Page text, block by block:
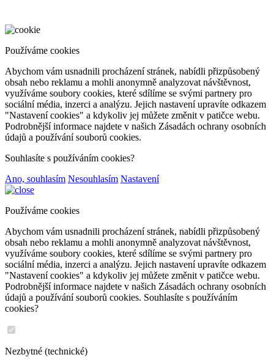
Používáme cookies
Abychom vám usnadnili procházení stránek, nabídli přizpůsobený
obsah nebo reklamu a mohli anonymně analyzovat návštěvnost,
využíváme soubory cookies, které sdílíme se svými partnery pro
sociální média, inzerci a analýzu. Jejich nastavení upravíte odkazem
"Nastavení cookies" a kdykoliv jej můžete změnit v patičce webu.
Podrobnější informace najdete v našich Zásadách ochrany osobních
údajů a používání souborů cookies.
Souhlasíte s používáním cookies?
Ano, souhlasím Nesouhlasím Nastavení
Používáme cookies
Abychom vám usnadnili procházení stránek, nabídli přizpůsobený
obsah nebo reklamu a mohli anonymně analyzovat návštěvnost,
využíváme soubory cookies, které sdílíme se svými partnery pro
sociální média, inzerci a analýzu. Jejich nastavení upravíte odkazem
"Nastavení cookies" a kdykoliv jej můžete změnit v patičce webu.
Podrobnější informace najdete v našich Zásadách ochrany osobních
údajů a používání souborů cookies. Souhlasíte s používáním
cookies?
Nezbytné (technické)